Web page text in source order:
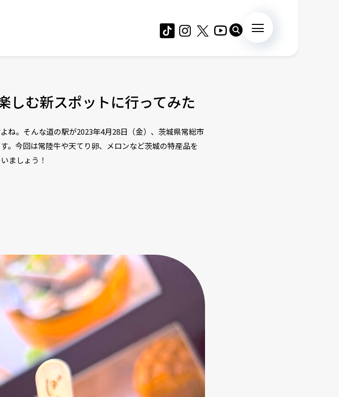
しむ新スポットに行ってみた
ね。そんな道の駅が2023年4月28日（金）、茨城県常総市
今回は常陸牛や天てり卵、メロンなど茨城の特産品を
ましょう！